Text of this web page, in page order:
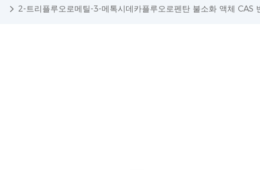
2-트리플루오로메틸-3-메톡시데카플루오로펜탄 불소화 액체